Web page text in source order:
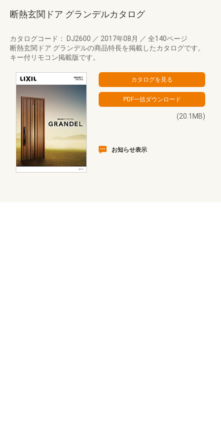
断熱玄関ドア グランデルカタログ
カタログコード： DJ2600 ／ 2017年08月 ／ 全140ページ
断熱玄関ドア グランデルの商品特長を掲載したカタログです。
キー付リモコン掲載版です。
(20.1MB)
お知らせ表示